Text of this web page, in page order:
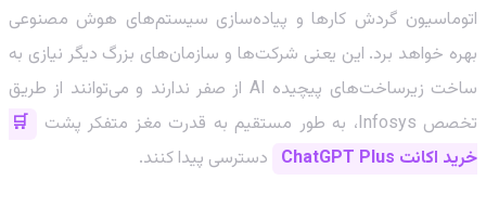
اتوماسیون گردش کارها و پیاده‌سازی سیستم‌های هوش مصنوعی
بهره خواهد برد. این یعنی شرکت‌ها و سازمان‌های بزرگ دیگر نیازی به
ساخت زیرساخت‌های پیچیده AI از صفر ندارند و می‌توانند از طریق
تخصص Infosys، به طور مستقیم به قدرت مغز متفکر پشت
🛒
خرید اکانت ChatGPT Plus
دسترسی پیدا کنند.